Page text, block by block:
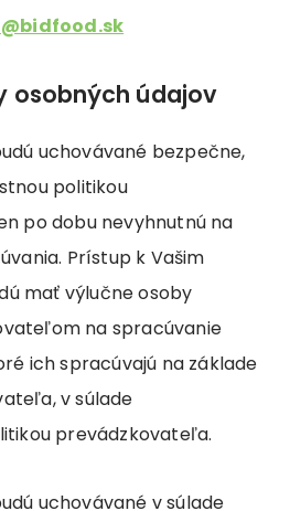
osobných údajov
uchovávané bezpečne,
politikou
po dobu nevyhnutnú na
Prístup k Vašim
mať výlučne osoby
na spracúvanie
ich spracúvajú na základe
v súlade
prevádzkovateľa.
uchovávané v súlade